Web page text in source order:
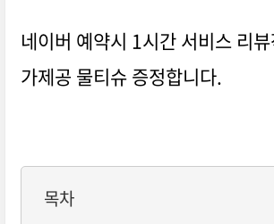
네이버 예약시 1시간 서비스 리
가제공 물티슈 증정합니다.
목차